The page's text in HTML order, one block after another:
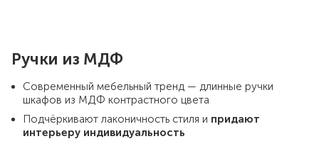
Ручки из МДФ
Современный мебельный тренд — длинные ручки
шкафов из МДФ контрастного цвета
Подчёркивают лаконичность стиля и придают
интерьеру индивидуальность